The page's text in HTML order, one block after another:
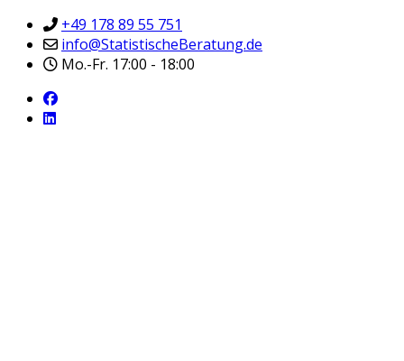
+49 178 89 55 751
info@StatistischeBeratung.de
Mo.-Fr. 17:00 - 18:00